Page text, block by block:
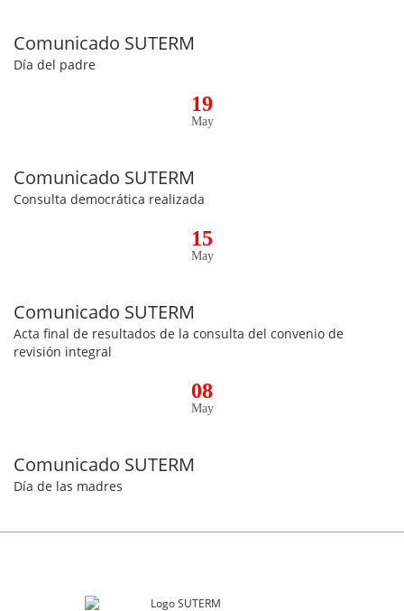
Comunicado SUTERM
Día del padre
19
May
Comunicado SUTERM
Consulta democrática realizada
15
May
Comunicado SUTERM
Acta final de resultados de la consulta del convenio de
revisión integral
08
May
Comunicado SUTERM
Día de las madres